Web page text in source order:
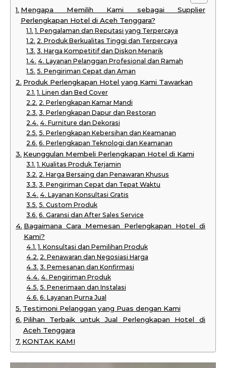
Mengapa Memilih Kami sebagai Supplier
Perlengkapan Hotel di Aceh Tenggara?
1. Pengalaman dan Reputasi yang Terpercaya
2. Produk Berkualitas Tinggi dan Terpercaya
3. Harga Kompetitif dan Diskon Menarik
4. Layanan Pelanggan Profesional dan Ramah
5. Pengiriman Cepat dan Aman
Produk Perlengkapan Hotel yang Kami Tawarkan
1. Linen dan Bed Cover
2. Perlengkapan Kamar Mandi
3. Perlengkapan Dapur dan Restoran
4. Furniture dan Dekorasi
5. Perlengkapan Kebersihan dan Keamanan
6. Perlengkapan Teknologi dan Keamanan
Keunggulan Membeli Perlengkapan Hotel di Kami
1. Kualitas Produk Terjamin
2. Harga Bersaing dan Penawaran Khusus
3. Pengiriman Cepat dan Tepat Waktu
4. Layanan Konsultasi Gratis
5. Custom Produk
6. Garansi dan After Sales Service
Bagaimana Cara Memesan Perlengkapan Hotel di
Kami?
1. Konsultasi dan Pemilihan Produk
2. Penawaran dan Negosiasi Harga
3. Pemesanan dan Konfirmasi
4. Pengiriman Produk
5. Penerimaan dan Instalasi
6. Layanan Purna Jual
Testimoni Pelanggan yang Puas dengan Kami
Pilihan Terbaik untuk Jual Perlengkapan Hotel di
Aceh Tenggara
KONTAK KAMI